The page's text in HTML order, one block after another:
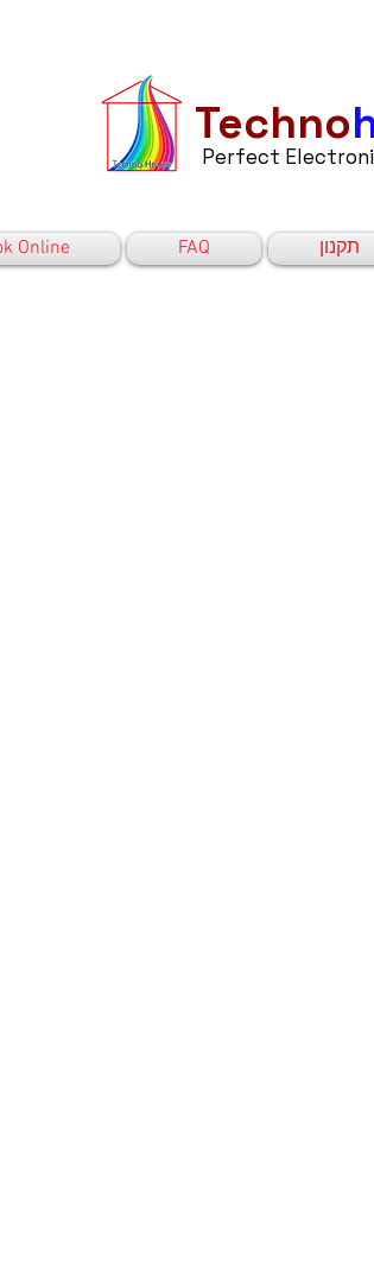
Techno
Perfect
תקנון FAQ
Online